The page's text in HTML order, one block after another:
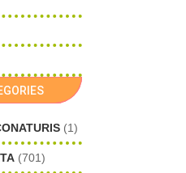
(1)
(701)